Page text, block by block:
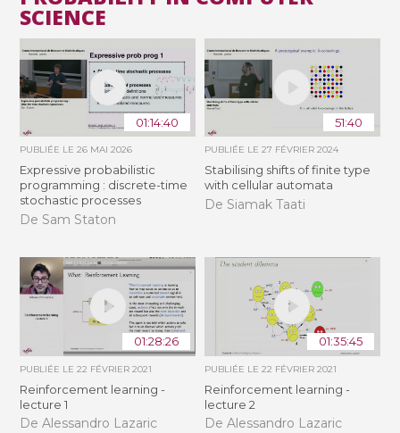
SCIENCE
01:14:40
PUBLIÉE LE26 MAI 2026
Expressive probabilistic
programming : discrete-time
stochastic processes
De Sam Staton
51:40
PUBLIÉE LE 27 FÉVRIER 2024
Stabilising shifts of finite type
with cellular automata
De Siamak Taati
01:28:26
PUBLIÉE LE22 FÉVRIER 2021
Reinforcement learning -
lecture 1
De Alessandro Lazaric
01:35:45
PUBLIÉE LE 22 FÉVRIER 2021
Reinforcement learning -
lecture 2
De Alessandro Lazaric